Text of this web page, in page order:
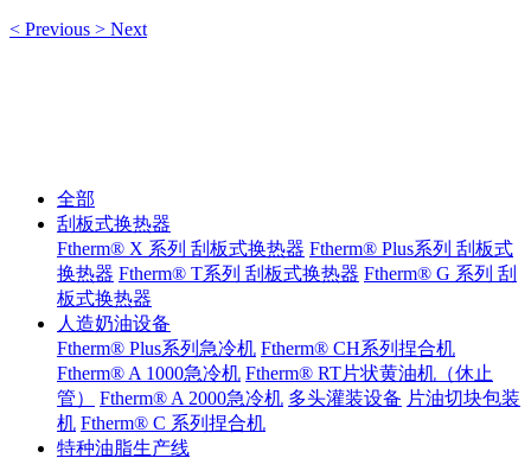
< Previous > Next
全部
刮板式换热器
Ftherm® X 系列 刮板式换热器 Ftherm® Plus系列 刮板式
换热器 Ftherm® T系列 刮板式换热器 Ftherm® G 系列 刮
板式换热器
人造奶油设备
Ftherm® Plus系列急冷机 Ftherm® CH系列捏合机
Ftherm® A 1000急冷机 Ftherm® RT片状黄油机（休止
管）
Ftherm® A 2000急冷机 多头灌装设备 片油切块包装
机 Ftherm® C 系列捏合机
特种油脂生产线